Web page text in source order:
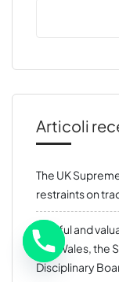
Articoli
The UK
restraints on
Fruitful and
and Wales, the
Disciplinary